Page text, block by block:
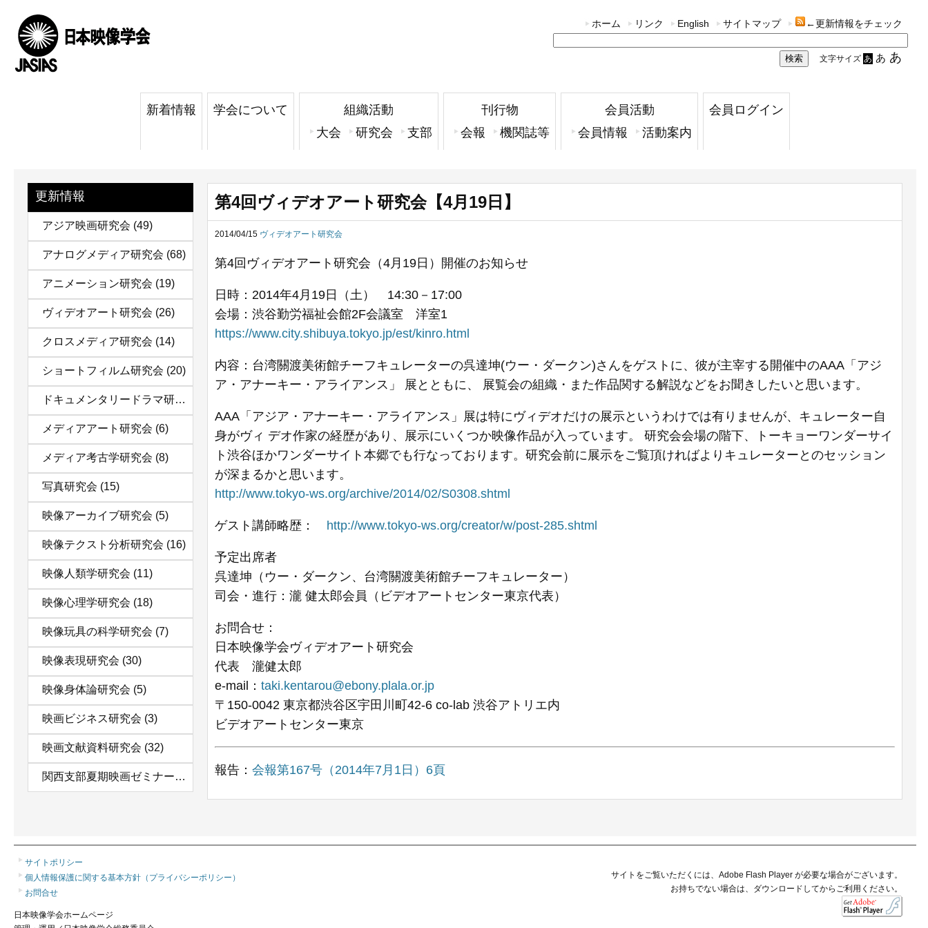
ホーム リンク English サイトマップ ←更新情報をチェック
文字サイズ あ あ あ
新着情報 学会について
組織活動
大会
研究会 支部
刊行物
会報
機関誌等
会員活動
会員情報
活動案内
会員ログイン
更新情報
アジア映画研究会 (49)
アナログメディア研究会 (68)
アニメーション研究会 (19)
ヴィデオアート研究会 (26)
クロスメディア研究会 (14)
ショートフィルム研究会 (20)
ドキュメンタリードラマ研究会
メディアアート研究会 (6)
メディア考古学研究会 (8)
写真研究会 (15)
映像アーカイブ研究会 (5)
映像テクスト分析研究会 (16)
映像人類学研究会 (11)
映像心理学研究会 (18)
映像玩具の科学研究会 (7)
映像表現研究会 (30)
映像身体論研究会 (5)
映画ビジネス研究会 (3)
映画文献資料研究会 (32)
関西支部夏期映画ゼミナール
第4回ヴィデオアート研究会【4月19日】
2014/04/15 ヴィデオアート研究会
第4回ヴィデオアート研究会（4月19日）開催のお知らせ
日時：2014年4月19日（土） 14:30－17:00
会場：渋谷勤労福祉会館2F会議室 洋室1
https://www.city.shibuya.tokyo.jp/est/kinro.html
内容：台湾關渡美術館チーフキュレーターの呉達坤(ウー・ダークン)さんをゲストに、彼が主宰する開催中のAAA「アジ
ア・アナーキー・アライアンス」 展とともに、 展覧会の組織・また作品関する解説などをお聞きしたいと思います。
AAA「アジア・アナーキー・アライアンス」展は特にヴィデオだけの展示というわけでは有りませんが、キュレーター自
身がヴィ デオ作家の経歴があり、展示にいくつか映像作品が入っています。 研究会会場の階下、トーキョーワンダーサイ
ト渋谷ほかワンダーサイト本郷でも行なっております。研究会前に展示をご覧頂ければよりキュレーターとのセッション
が深まるかと思います。
http://www.tokyo-ws.org/archive/2014/02/S0308.shtml
ゲスト講師略歴： http://www.tokyo-ws.org/creator/w/post-285.shtml
予定出席者
呉達坤（ウー・ダークン、台湾關渡美術館チーフキュレーター）
司会・進行：瀧 健太郎会員（ビデオアートセンター東京代表）
お問合せ：
日本映像学会ヴィデオアート研究会
代表 瀧健太郎
e-mail： taki.kentarou@ebony.plala.or.jp
〒150-0042 東京都渋谷区宇田川町42-6 co-lab 渋谷アトリエ内
ビデオアートセンター東京
報告： 会報第167号（2014年7月1日）6頁
サイトポリシー
個人情報保護に関する基本方針（プライバシーポリシー）
お問合せ
日本映像学会ホームページ
サイトをご覧いただくには、Adobe Flash Player が必要な場合がございます。
お持ちでない場合は、ダウンロードしてからご利用ください。